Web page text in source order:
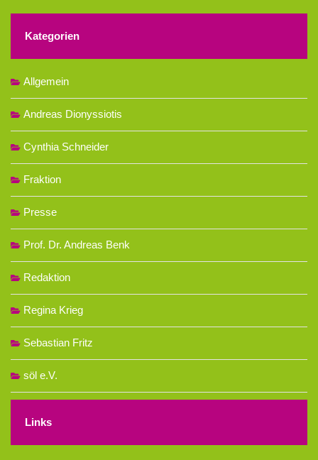
Kategorien
Allgemein
Andreas Dionyssiotis
Cynthia Schneider
Fraktion
Presse
Prof. Dr. Andreas Benk
Redaktion
Regina Krieg
Sebastian Fritz
söl e.V.
Links